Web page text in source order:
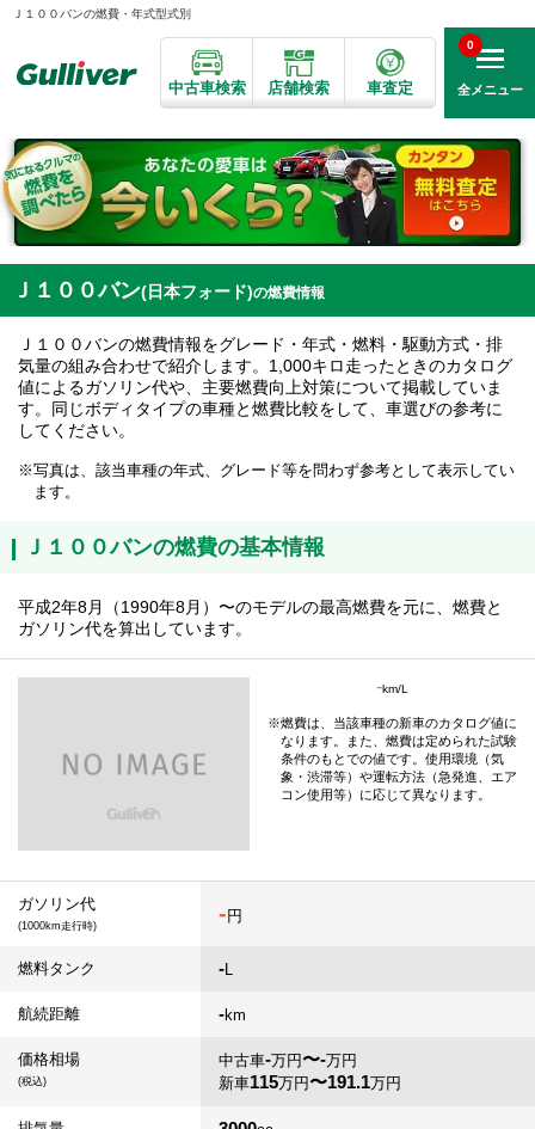
Ｊ１００バンの燃費・年式型式別
中古車検索 店舗検索 車査定 全メニュー
0
Ｊ１００バン(日本フォード)の燃費情報
Ｊ１００バンの燃費情報をグレード・年式・燃料・駆動方式・排
気量の組み合わせで紹介します。1,000キロ走ったときのカタログ
値によるガソリン代や、主要燃費向上対策について掲載していま
す。同じボディタイプの車種と燃費比較をして、車選びの参考に
してください。
写真は、該当車種の年式、グレード等を問わず参考として表示してい
ます。
Ｊ１００バンの燃費の基本情報
平成2年8月（1990年8月）〜のモデルの最高燃費を元に、燃費と
ガソリン代を算出しています。
-km/L
燃費は、当該車種の新車のカタログ値に
なります。また、燃費は定められた試験
条件のもとでの値です。使用環境（気
象・渋滞等）や運転方法（急発進、エア
コン使用等）に応じて異なります。
ガソリン代
(1000km走行時) - 円
燃料タンク -L
航続距離 -km
価格相場
(税込)
中古車-万円〜-万円
新車115万円〜191.1万円